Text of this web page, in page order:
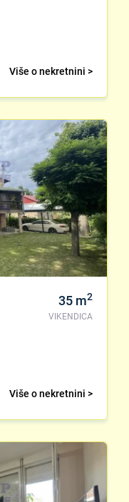
Više o nekretnini >
35 m2
VIKENDICA
Više o nekretnini >